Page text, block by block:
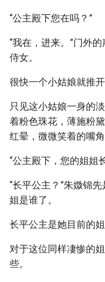
“公主殿下您在吗？”
“我在，进来。”门外
侍女。
很快一个小姑娘就推
只见这小姑娘一身的
着粉色珠花，薄施粉
红晕，微微笑着的嘴
“公主殿下，您的姐姐
“长平公主？”朱媺锦
姐是谁了。
长平公主是她目前的
对于这位同样凄惨的
些。